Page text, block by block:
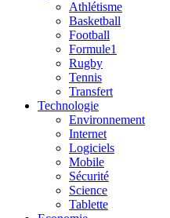
Athlétisme
Basketball
Football
Formule1
Rugby
Tennis
Transfert
Technologie
Environnement
Internet
Logiciels
Mobile
Sécurité
Science
Tablette